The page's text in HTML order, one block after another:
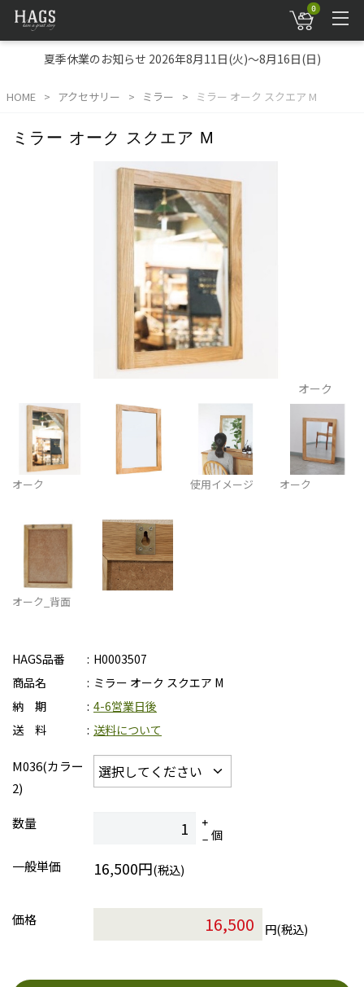
0
夏季休業のお知らせ 2026年8月11日(火)～8月16日(日)
HOME アクセサリー ミラー ミラー オーク スクエア M
ミラー オーク スクエア M
オーク
オーク 使用イメージ オーク
オーク_背面
HAGS品番
H0003507
商品名
ミラー オーク スクエア M
納 期
4-6営業日後
送 料
送料について
M036(カラー
2)
数量
個
一般単価
16,500円(税込)
価格
円(税込)